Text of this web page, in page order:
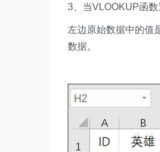
3、当VLOOKUP函
左边原始数据中的值
数据。